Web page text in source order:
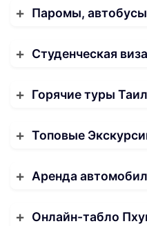
Паромы,
Студенческая виза
Горячие туры
Топовые
Аренда
Онлайн-табло